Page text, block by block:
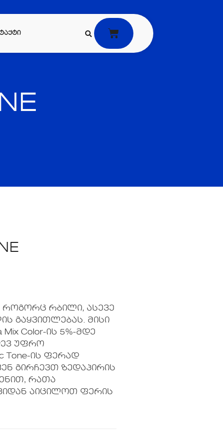
როგორც რბილი, ასევე
გაყვითლებას. მისი
Color-ის 5%-მდე
უფრო
Tone-ის ფერად
გირჩევთ ზედაპირის
რათა
აიცილოთ ფერის